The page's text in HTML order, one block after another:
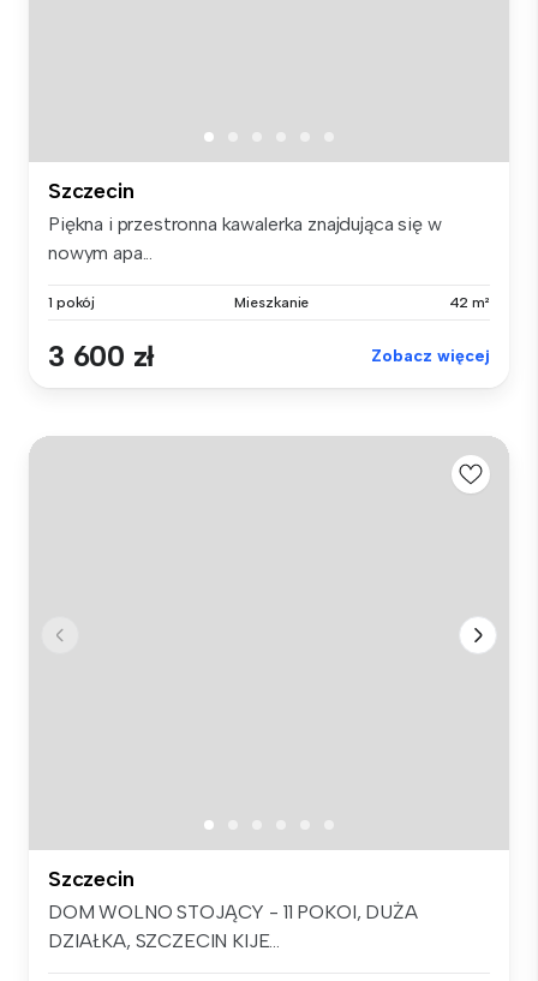
Szczecin
Piękna i przestronna kawalerka znajdująca się w
nowym apa...
1 pokój Mieszkanie 42 m²
3 600 zł Zobacz więcej
Szczecin
DOM WOLNO STOJĄCY - 11 POKOI, DUŻA
DZIAŁKA, SZCZECIN KIJE...